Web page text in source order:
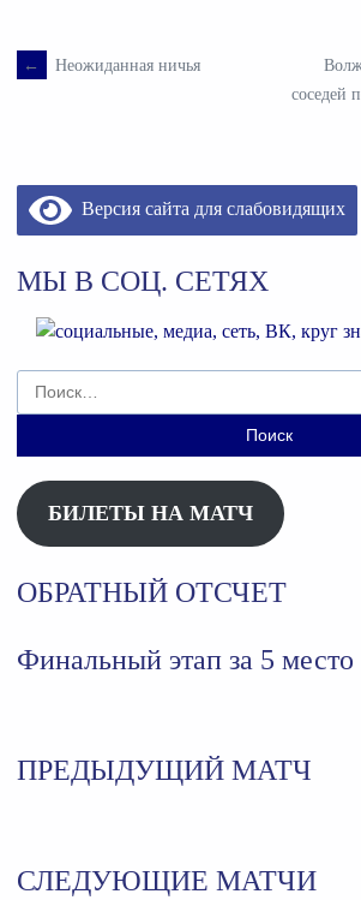
Навигация
записям
← Неожиданная ничья
соседей
Версия сайта для слабовидящих
МЫ В СОЦ. СЕТЯХ
Найти:
БИЛЕТЫ НА МАТЧ
ОБРАТНЫЙ ОТСЧЕТ
Финальный этап за 5 место
ПРЕДЫДУЩИЙ МАТЧ
СЛЕДУЮЩИЕ МАТЧИ